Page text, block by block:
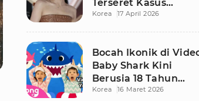
Terseret Kasus
Pelecehan Seksual,
Korea 17 April 2026
Bocah Ikonik di
Baby Shark Kini
Berusia 18 Tahun
Bikin Publik
Korea 16 Maret 2026